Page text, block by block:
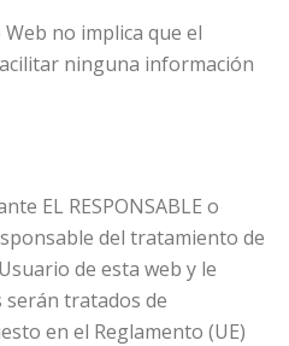
no implica que el
ninguna información
EL RESPONSABLE o
del tratamiento de
de esta web y le
tratados de
en el Reglamento (UE)